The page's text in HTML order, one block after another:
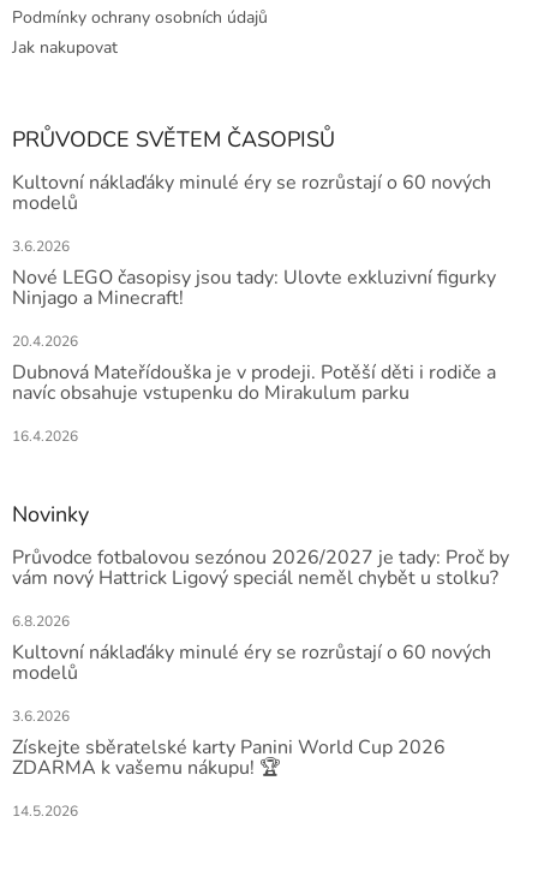
Podmínky ochrany osobních údajů
Jak nakupovat
PRŮVODCE SVĚTEM ČASOPISŮ
Kultovní náklaďáky minulé éry se rozrůstají o 60 nových
modelů
3.6.2026
Nové LEGO časopisy jsou tady: Ulovte exkluzivní figurky
Ninjago a Minecraft!
20.4.2026
Dubnová Mateřídouška je v prodeji. Potěší děti i rodiče a
navíc obsahuje vstupenku do Mirakulum parku
16.4.2026
Novinky
Průvodce fotbalovou sezónou 2026/2027 je tady: Proč by
vám nový Hattrick Ligový speciál neměl chybět u stolku?
6.8.2026
Kultovní náklaďáky minulé éry se rozrůstají o 60 nových
modelů
3.6.2026
Získejte sběratelské karty Panini World Cup 2026
ZDARMA k vašemu nákupu! 🏆
14.5.2026